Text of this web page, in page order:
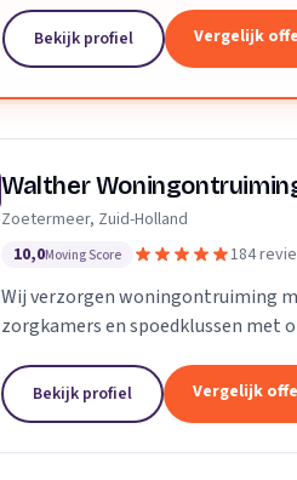
Bekijk profiel Vergelijk
Walther
Zoetermeer, Zuid-Holland
10,0Moving Score 184
Wij verzorgen woningontruiming
zorgkamers en spoedklussen met
Bekijk profiel Vergelijk